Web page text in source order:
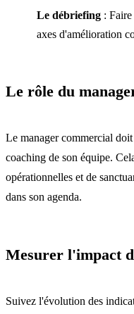
Le débriefing :
axes d'amélioration
Le rôle du
Le manager commercial
coaching de son équipe.
opérationnelles et de
dans son agenda.
Mesurer l'impact
Suivez l'évolution des